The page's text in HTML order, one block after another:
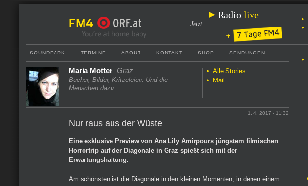
Radio live
Jetzt:
SOUNDPARK TERMINE ABOUT KONTAKT SHOP SENDUNGEN
Maria Motter Graz
Bücher, Bilder, Kritzeleien. Und die
Menschen dazu.
Alle Stories
Mail
1. 4. 2017 - 11:32
Nur raus aus der Wüste
Eine exklusive Preview von Ana Lily Amirpours jüngstem filmischen
Horrortrip auf der Diagonale in Graz spießt sich mit der
Erwartungshaltung.
Am schönsten ist die Diagonale in den kleinen Momenten, in denen einem